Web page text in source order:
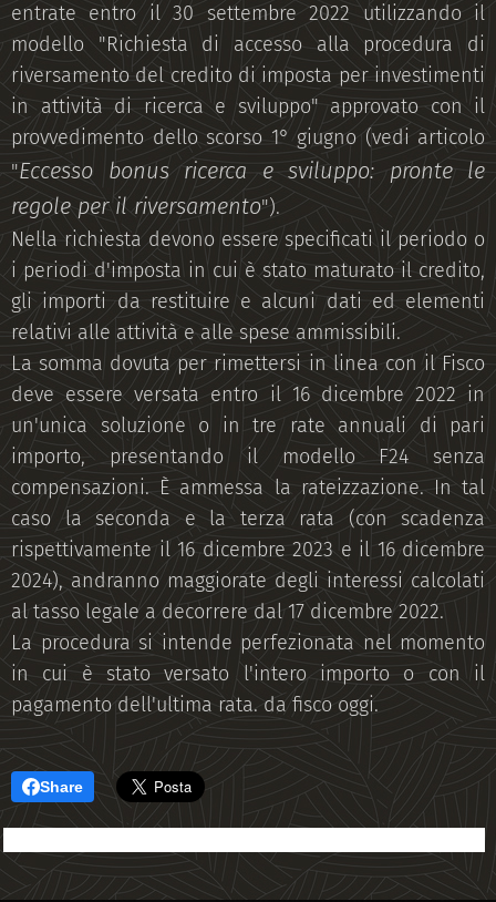
entrate entro il 30 settembre 2022 utilizzando il
modello "Richiesta di accesso alla procedura di
riversamento del credito di imposta per investimenti
in attività di ricerca e sviluppo" approvato con il
provvedimento dello scorso 1° giugno (vedi articolo
"Eccesso bonus ricerca e sviluppo: pronte le
regole per il riversamento").
Nella richiesta devono essere specificati il periodo o
i periodi d'imposta in cui è stato maturato il credito,
gli importi da restituire e alcuni dati ed elementi
relativi alle attività e alle spese ammissibili.
La somma dovuta per rimettersi in linea con il Fisco
deve essere versata entro il 16 dicembre 2022 in
un'unica soluzione o in tre rate annuali di pari
importo, presentando il modello F24 senza
compensazioni. È ammessa la rateizzazione. In tal
caso la seconda e la terza rata (con scadenza
rispettivamente il 16 dicembre 2023 e il 16 dicembre
2024), andranno maggiorate degli interessi calcolati
al tasso legale a decorrere dal 17 dicembre 2022.
La procedura si intende perfezionata nel momento
in cui è stato versato l'intero importo o con il
pagamento dell'ultima rata. da fisco oggi.
Share